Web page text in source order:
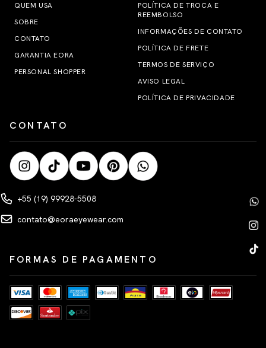
QUEM USA
SOBRE
CONTATO
GARANTIA EORA
PERSONAL SHOPPER
POLÍTICA DE TROCA E
REEMBOLSO
INFORMAÇÕES DE CONTATO
POLÍTICA DE FRETE
TERMOS DE SERVIÇO
AVISO LEGAL
POLÍTICA DE PRIVACIDADE
CONTATO
+55 (19) 99928-5508
contato@eoraeyewear.com
FORMAS DE PAGAMENTO